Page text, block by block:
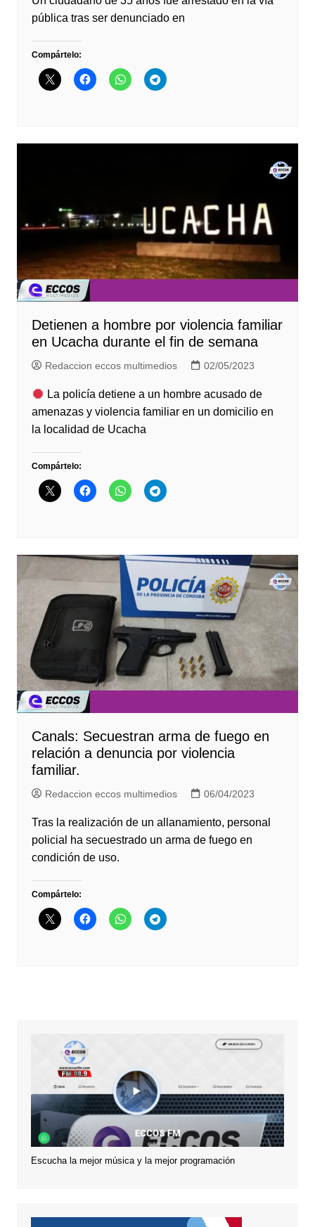
pública tras ser denunciado en
Compártelo:
Detienen a hombre por violencia familiar
en Ucacha durante el fin de semana
Redaccion eccos multimedios 02/05/2023
La policía detiene a un hombre acusado de
amenazas y violencia familiar en un domicilio en
la localidad de Ucacha
Compártelo:
Canals: Secuestran arma de fuego en
relación a denuncia por violencia
familiar.
Redaccion eccos multimedios 06/04/2023
Tras la realización de un allanamiento, personal
policial ha secuestrado un arma de fuego en
condición de uso.
Compártelo:
Escucha la mejor música y la mejor programación